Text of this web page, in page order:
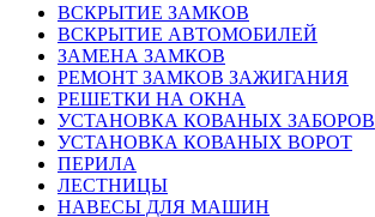
ВСКРЫТИЕ ЗАМКОВ
ВСКРЫТИЕ АВТОМОБИЛЕЙ
ЗАМЕНА ЗАМКОВ
РЕМОНТ ЗАМКОВ ЗАЖИГАНИЯ
РЕШЕТКИ НА ОКНА
УСТАНОВКА КОВАНЫХ ЗАБОРОВ
УСТАНОВКА КОВАНЫХ ВОРОТ
ПЕРИЛА
ЛЕСТНИЦЫ
НАВЕСЫ ДЛЯ МАШИН